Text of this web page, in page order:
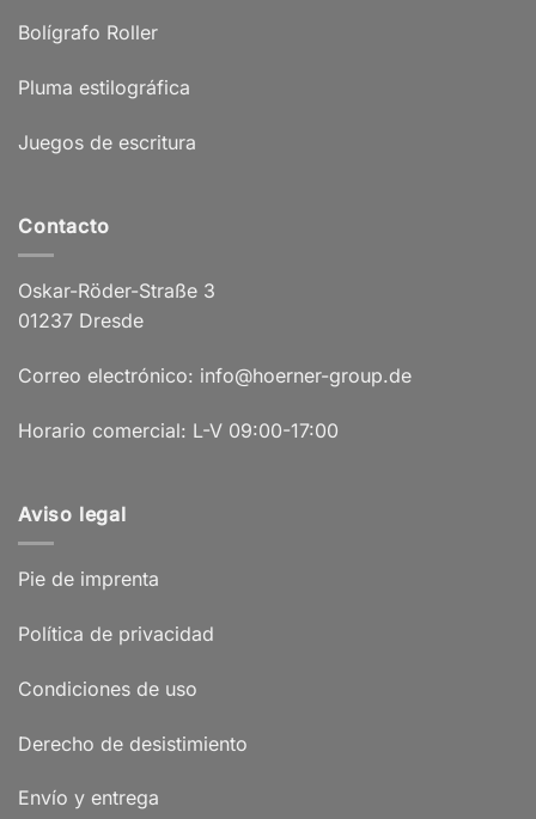
Bolígrafo Roller
Pluma estilográfica
Juegos de escritura
Contacto
Oskar-Röder-Straße 3
01237 Dresde
Correo electrónico: info@hoerner-group.de
Horario comercial: L-V 09:00-17:00
Aviso legal
Pie de imprenta
Política de privacidad
Condiciones de uso
Derecho de desistimiento
Envío y entrega